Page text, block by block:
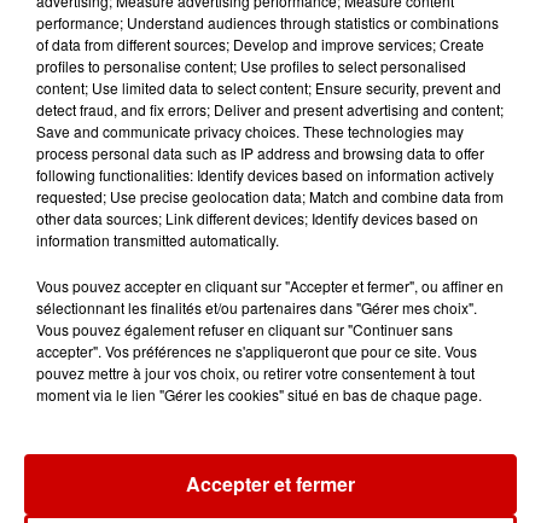
15h54
Limoges : un bébé d'un mois
blessé dans un incendie, un
appartement...
15h02
Éclipse solaire : découvrez les
meilleurs spots d'observation
11h51
À LA UNE : professeur
condamné, repreneurs pour
performance; Understand audiences through statistics or combinations
of data from different sources; Develop and improve services; Create
profiles to personalise content; Use profiles to select personalised
content; Use limited data to select content; Ensure security, prevent and
detect fraud, and fix errors; Deliver and present advertising and content;
Save and communicate privacy choices. These technologies may
process personal data such as IP address and browsing data to offer
following functionalities: Identify devices based on information actively
requested; Use precise geolocation data; Match and combine data from
other data sources; Link different devices; Identify devices based on
information transmitted automatically.
Vous pouvez accepter en cliquant sur "Accepter et fermer", ou affiner en
sélectionnant les finalités et/ou partenaires dans "Gérer mes choix".
Vous pouvez également refuser en cliquant sur "Continuer sans
accepter". Vos préférences ne s'appliqueront que pour ce site. Vous
pouvez mettre à jour vos choix, ou retirer votre consentement à tout
moment via le lien "Gérer les cookies" situé en bas de chaque page.
Accepter et fermer